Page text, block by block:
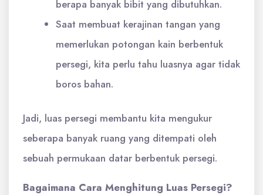
berapa banyak bibit yang dibutuhkan.
Saat membuat kerajinan tangan yang
memerlukan potongan kain berbentuk
persegi, kita perlu tahu luasnya agar tidak
boros bahan.
Jadi, luas persegi membantu kita mengukur
seberapa banyak ruang yang ditempati oleh
sebuah permukaan datar berbentuk persegi.
Bagaimana Cara Menghitung Luas Persegi?